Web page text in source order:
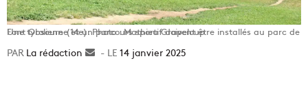
Une tyrolienne et un parcours sportif doivent être installés au parc de Font Obscure (14e). Photo : Mathieu Grapeloup
La rédaction
Envoyer14 janvier 2025